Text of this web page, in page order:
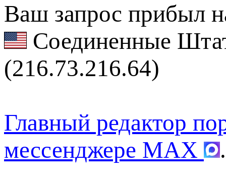
Ваш запрос прибыл
Соединенные
(216.73.216.64)
Главный редактор
мессенджере MAX
.